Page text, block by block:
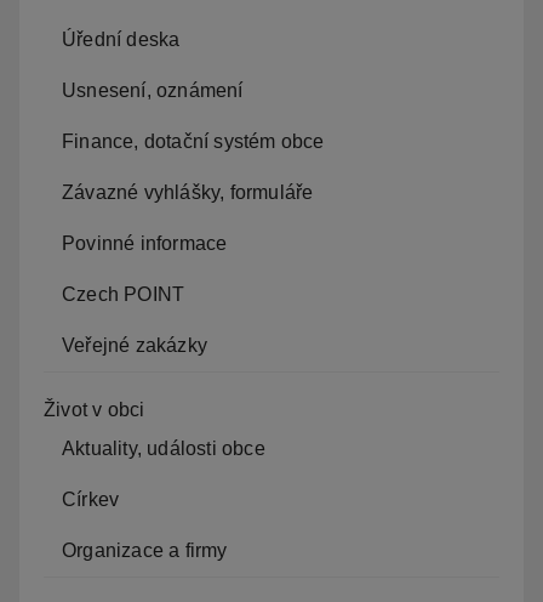
Úřední deska
Usnesení, oznámení
Finance, dotační systém obce
Závazné vyhlášky, formuláře
Povinné informace
Czech POINT
Veřejné zakázky
Život v obci
Aktuality, události obce
Církev
Organizace a firmy